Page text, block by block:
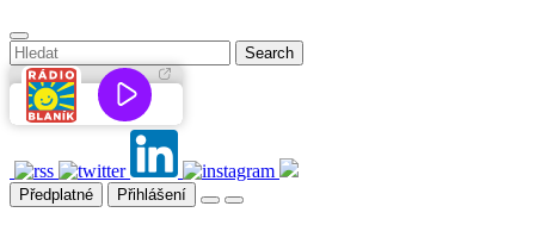
Předplatné Přihlášení